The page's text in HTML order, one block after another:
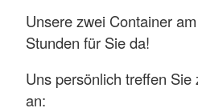
Unsere zwei Container
Stunden für Sie da!
Uns persönlich treffen
an: